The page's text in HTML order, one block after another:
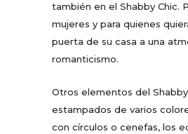
también en el Shabby Chic.
mujeres y para quienes
puerta de su casa a una
romanticismo.
Otros elementos del
estampados de varios
con círculos o cenefas, los